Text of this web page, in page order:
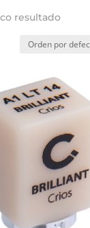
resultado